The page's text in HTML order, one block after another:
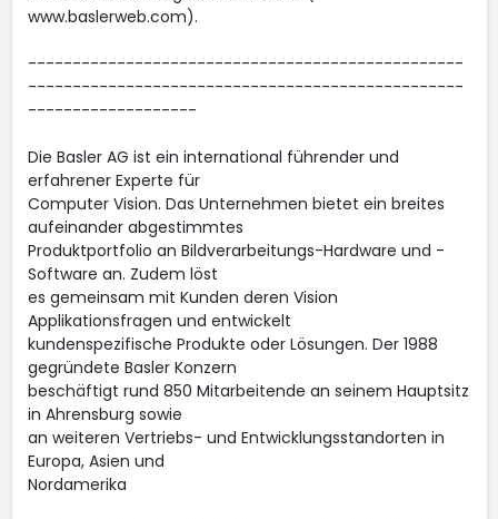
www.baslerweb.com).
-------------------------------------------------
-------------------------------------------------
-------------------
Die Basler AG ist ein international führender und
erfahrener Experte für
Computer Vision. Das Unternehmen bietet ein breites
aufeinander abgestimmtes
Produktportfolio an Bildverarbeitungs-Hardware und -
Software an. Zudem löst
es gemeinsam mit Kunden deren Vision
Applikationsfragen und entwickelt
kundenspezifische Produkte oder Lösungen. Der 1988
gegründete Basler Konzern
beschäftigt rund 850 Mitarbeitende an seinem Hauptsitz
in Ahrensburg sowie
an weiteren Vertriebs- und Entwicklungsstandorten in
Europa, Asien und
Nordamerika